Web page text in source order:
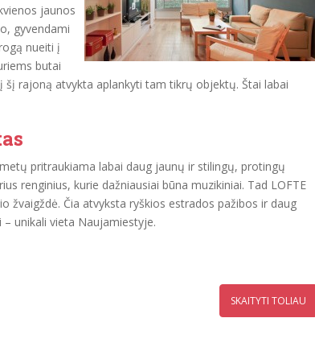
jaunos
gyvendami
nueiti į
butai
rajoną atvykta aplankyti tam tikrų objektų. Štai labai
pritraukiama labai daug jaunų ir stilingų, protingų
renginius, kurie dažniausiai būna muzikiniai. Tad LOFTE
žvaigždė. Čia atvyksta ryškios estrados pažibos ir daug
unikali vieta Naujamiestyje.
SKAITYTI TOLIAU